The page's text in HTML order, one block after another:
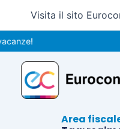
contenuto
Visita il sito
Area